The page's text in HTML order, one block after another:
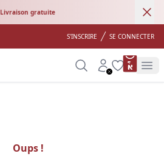
Livraison gratuite
S'INSCRIRE SE CONNECTER
SearchAccount
Wishlist
Oups !